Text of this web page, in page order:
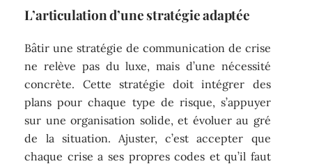
L’articulation d’une stratégie adaptée
Bâtir une stratégie de communication de crise
ne relève pas du luxe, mais d’une nécessité
concrète. Cette stratégie doit intégrer des
plans pour chaque type de risque, s’appuyer
sur une organisation solide, et évoluer au gré
de la situation. Ajuster, c’est accepter que
chaque crise a ses propres codes et qu’il faut